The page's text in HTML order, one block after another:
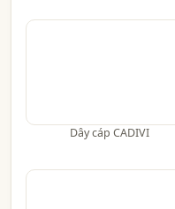
Dây cáp CADIVI